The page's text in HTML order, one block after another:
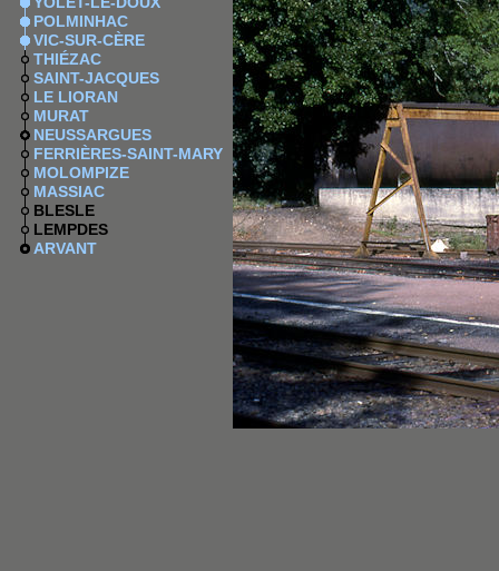
POLMINHAC
VIC-SUR-CÈRE
THIÉZAC
SAINT-JACQUES
LE LIORAN
MURAT
NEUSSARGUES
FERRIÈRES-SAINT-MARY
MOLOMPIZE
MASSIAC
BLESLE
LEMPDES
ARVANT